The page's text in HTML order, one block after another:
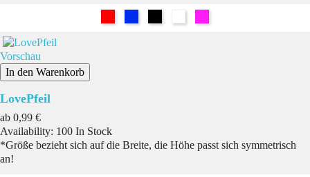
Vorschau
In den Warenkorb
LovePfeil
ab Preis
0,99 €
Availability: 100 In Stock
*Größe bezieht sich auf die Breite, die Höhe passt sich symmetrisch
an!